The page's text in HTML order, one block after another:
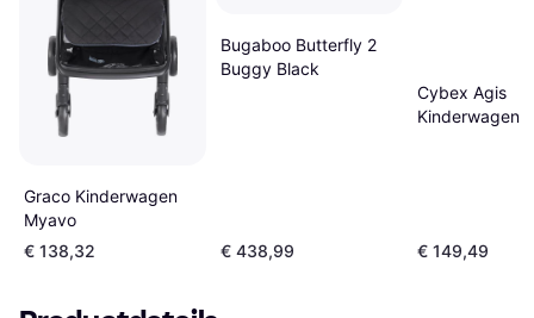
Graco Kinderwagen
Myavo
€ 138,32
Bugaboo Butterfly 2
Buggy Black
€ 438,99
Cybex Agis
Kinderwagen
€ 149,49